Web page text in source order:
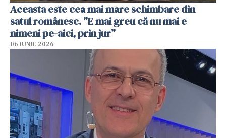
Aceasta este cea mai mare schimbare din
satul românesc. ”E mai greu că nu mai e
nimeni pe-aici, prin jur”
06 IUNIE 2026